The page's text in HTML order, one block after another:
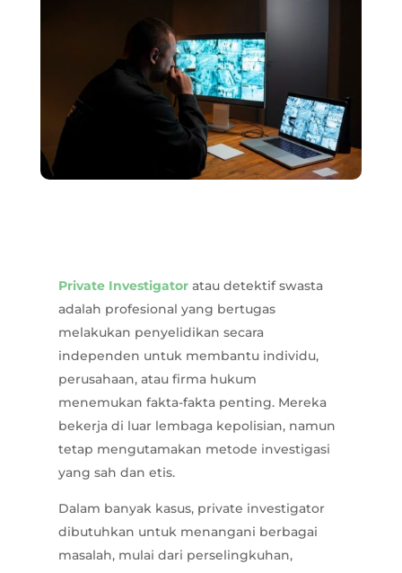
Private Investigatoratau detektif swasta
adalah profesional yang bertugas
melakukan penyelidikan secara
independen untuk membantu individu,
perusahaan, atau firma hukum
menemukan fakta-fakta penting. Mereka
bekerja di luar lembaga kepolisian, namun
tetap mengutamakan metode investigasi
yang sah dan etis.
Dalam banyak kasus, private investigator
dibutuhkan untuk menangani berbagai
masalah, mulai dari perselingkuhan,